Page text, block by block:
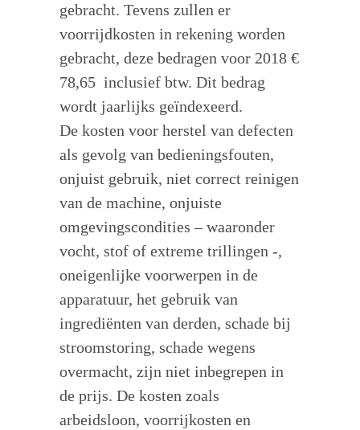
gebracht. Tevens zullen er
voorrijdkosten in rekening worden
gebracht, deze bedragen voor 2018 €
78,65 inclusief btw. Dit bedrag
wordt jaarlijks geïndexeerd.
De kosten voor herstel van defecten
als gevolg van bedieningsfouten,
onjuist gebruik, niet correct reinigen
van de machine, onjuiste
omgevingscondities – waaronder
vocht, stof of extreme trillingen -,
oneigenlijke voorwerpen in de
apparatuur, het gebruik van
ingrediënten van derden, schade bij
stroomstoring, schade wegens
overmacht, zijn niet inbegrepen in
de prijs. De kosten zoals
arbeidsloon, voorrijkosten en